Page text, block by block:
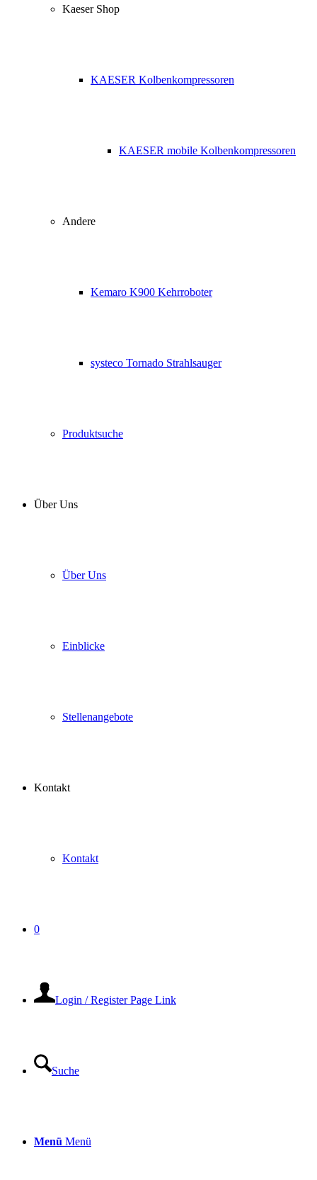
Kaeser Shop
KAESER Kolbenkompressoren
KAESER mobile Kolbenkompressoren
Andere
Kemaro K900 Kehrroboter
systeco Tornado Strahlsauger
Produktsuche
Über Uns
Über Uns
Einblicke
Stellenangebote
Kontakt
Kontakt
0
Login / Register Page Link
Suche
Menü Menü